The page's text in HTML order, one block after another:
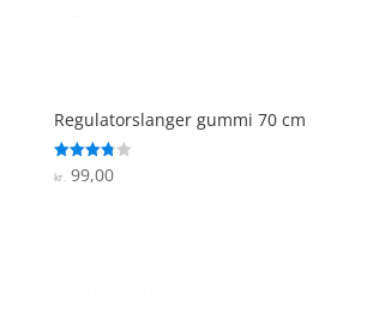
Regulatorslanger gummi 70 cm
Vurderet
3.8
kr. 99,00